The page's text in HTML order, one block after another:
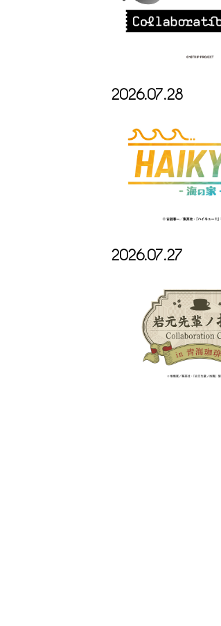
2026.07.28
2026.07.27